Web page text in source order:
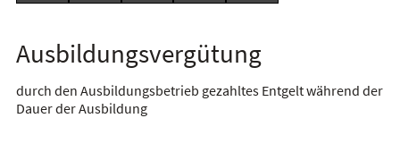
Ausbildungsvergütung
durch den Ausbildungsbetrieb gezahltes Entgelt während der
Dauer der Ausbildung